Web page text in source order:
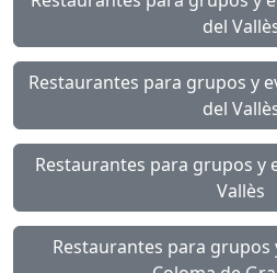
del
Restaurantes para grupos y
del
Restaurantes para grupos y
Vallès
Restaurantes para grupos